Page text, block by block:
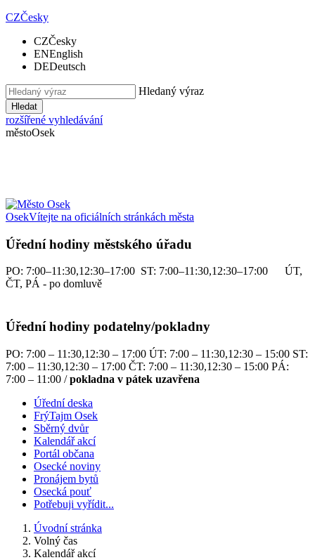
CZČesky
CZČesky
ENEnglish
DEDeutsch
Hledaný výraz
Hledat
rozšířené vyhledávání
městoOsek
OsekVítejte na oficiálních stránkách města
Úřední hodiny městského úřadu
PO: 7:00–11:30,12:30–17:00 ST: 7:00–11:30,12:30–17:00 ÚT,
ČT, PÁ - po domluvě
Úřední hodiny podatelny/pokladny
PO: 7:00 – 11:30,12:30 – 17:00 ÚT: 7:00 – 11:30,12:30 – 15:00 ST:
7:00 – 11:30,12:30 – 17:00 ČT: 7:00 – 11:30,12:30 – 15:00 PÁ:
7:00 – 11:00 /pokladna v pátek uzavřena
Úřední deska
FrýTajm Osek
Sběrný dvůr
Kalendář akcí
Portál občana
Osecké noviny
Pronájem bytů
Osecká pouť
Potřebuji vyřídit...
Úvodní stránka
Volný čas
Kalendář akcí